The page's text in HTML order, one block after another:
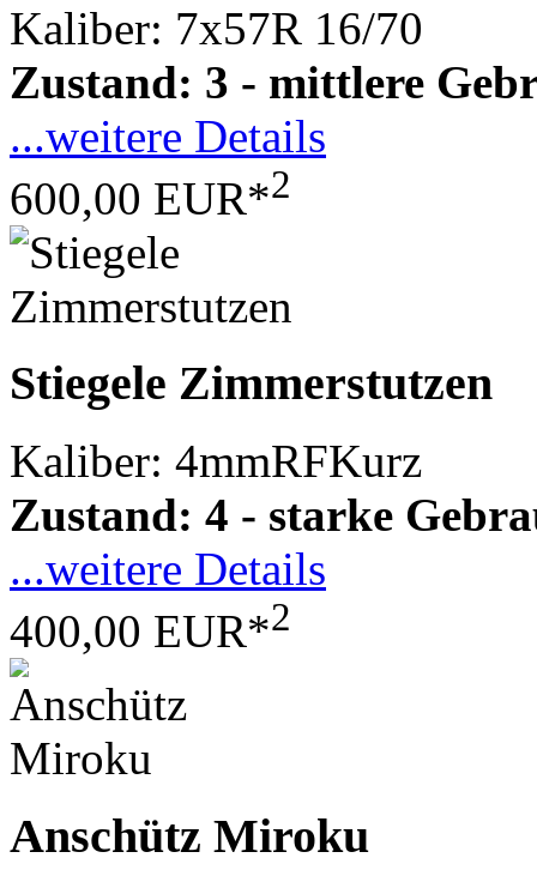
Kaliber: 7x57R 16/70
Zustand: 3 - mittlere
...weitere Details
600,00 EUR*2
Stiegele Zimmerstutzen
Kaliber: 4mmRFKurz
Zustand: 4 - starke
...weitere Details
400,00 EUR*2
Anschütz Miroku